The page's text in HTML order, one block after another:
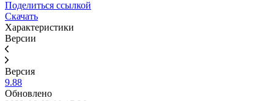
Поделиться ссылкой
Скачать
Характеристики
Версии
Версия
9.88
Обновлено